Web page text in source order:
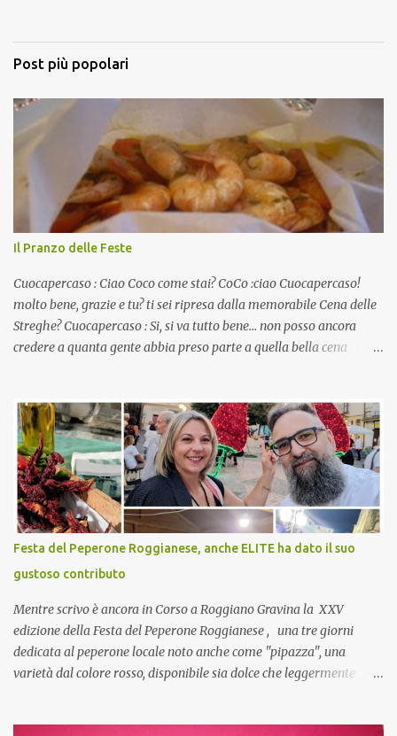
Post più popolari
Il Pranzo delle Feste
Cuocapercaso : Ciao Coco come stai? CoCo :ciao Cuocapercaso!
molto bene, grazie e tu? ti sei ripresa dalla memorabile Cena delle
Streghe? Cuocapercaso : Si, si va tutto bene… non posso ancora
credere a quanta gente abbia preso parte a quella bella cena
pranzo, racconta un po'! Perchè io avrò ospiti e cerco degli spunti...
Cuocapercaso : A dire il vero domenica prossima non preparo
nulla perché vado al Pranzo Aziendale di fine anno organizzato dai
mie capi! CoCo : Pranzo aziendale? Una bella idea! Cuocapercaso :
si, è un modo per riunirsi tutti a fine anno e tirare le somme…
naturalmente mangiando tutti insieme, con grande convivialità!
CoCo : è naturale il cibo, come sappiamo bene, funziona spesso da
collante e anche nel lavoro riesce a creare spesso l’ambiente
favorevole per molte belle opportunità, non trovi? Cuocapercaso :
Si, concordo! …addirittura si dice...
Festa del Peperone Roggianese, anche ELITE ha dato il suo
gustoso contributo
Mentre scrivo è ancora in Corso a Roggiano Gravina la XXV
edizione della Festa del Peperone Roggianese , una tre giorni
dedicata al peperone locale noto anche come "pipazza", una
varietà dal colore rosso, disponibile sia dolce che leggermente